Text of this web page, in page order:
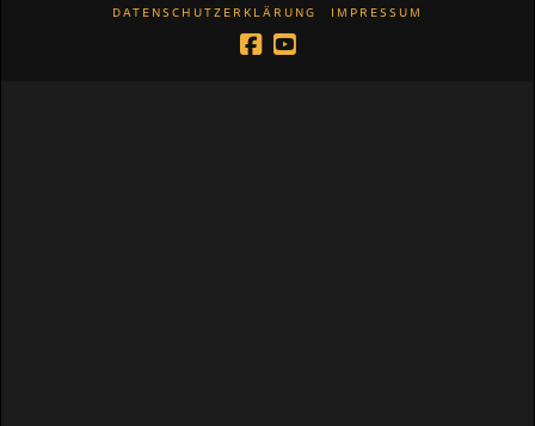
DATENSCHUTZERKLÄRUNG IMPRESSUM